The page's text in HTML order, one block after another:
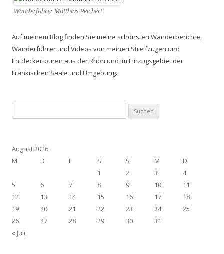
Wanderführer Matthias Reichert
Auf meinem Blog finden Sie meine schönsten Wanderberichte,
Wanderführer und Videos von meinen Streifzügen und
Entdeckertouren aus der Rhön und im Einzugsgebiet der
Fränkischen Saale und Umgebung.
nach:
August 2026
M
D F S S M
D
1
2 3
4
5
6 7 8 9 10
11
12
13 14 15 16 17
18
19
20 21 22 23 24
25
26
27 28 29 30
31
« Juli